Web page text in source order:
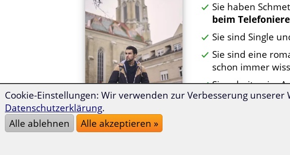
Sie haben
beim
Sie sind Single
Sie sind eine
schon immer
Sie arbeiten im
Powerpoint-
Cookie-Einstellungen: Wir verwenden zur Verbesserung
Datenschutzerklärung.
Alle ablehnen
Alle akzeptieren »